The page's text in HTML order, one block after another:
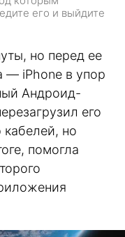
его и выйдите
но перед ее
— iPhone в упор
Андроид-
его
но
помогла